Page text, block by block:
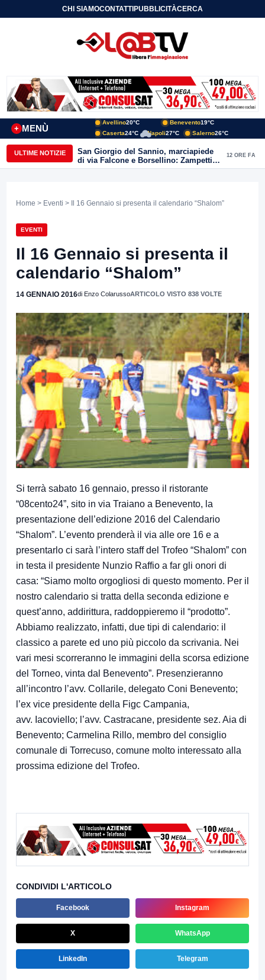
CHI SIAMOCONTATTIPUBBLICITÀCERCA
MENÙ
+
Avellino20°C Benevento19°C
Caserta24°C Napoli27°C Salerno26°C
ULTIME NOTIZIE
San Giorgio del Sannio, marciapiede
di via Falcone e Borsellino: Zampetti e
Lombardi replicano alle polemiche
12 ORE FA
Home > Eventi > Il 16 Gennaio si presenta il calendario “Shalom”
EVENTI
Il 16 Gennaio si presenta il
calendario “Shalom”
14 GENNAIO 2016di Enzo ColarussoARTICOLO VISTO 838 VOLTE
Si terrà sabato 16 gennaio, presso il ristorante
“08cento24”, sito in via Traiano a Benevento, la
presentazione dell’edizione 2016 del Calendario
“Shalom”. L’evento prenderà il via alle ore 16 e a
presentarlo ci sarà l’intero staff del Trofeo “Shalom” con
in testa il presidente Nunzio Raffio a far gli onori di
casa: “Siamo molto orgogliosi di questo momento. Per il
nostro calendario si tratta della seconda edizione e
quest’anno, addirittura, raddoppieremo il “prodotto”.
Abbiamo realizzato, infatti, due tipi di calendario: il
classico a parete ed uno più piccolo da scrivania. Nei
vari mesi scorreranno le immagini della scorsa edizione
del Torneo, vinta dal Benevento”. Presenzieranno
all’incontro l’avv. Collarile, delegato Coni Benevento;
l’ex vice presidente della Figc Campania,
avv. Iacoviello; l’avv. Castracane, presidente sez. Aia di
Benevento; Carmelina Rillo, membro del consiglio
comunale di Torrecuso, comune molto interessato alla
prossima edizione del Trofeo.
CONDIVIDI L'ARTICOLO
Facebook Instagram
X WhatsApp
LinkedIn Telegram